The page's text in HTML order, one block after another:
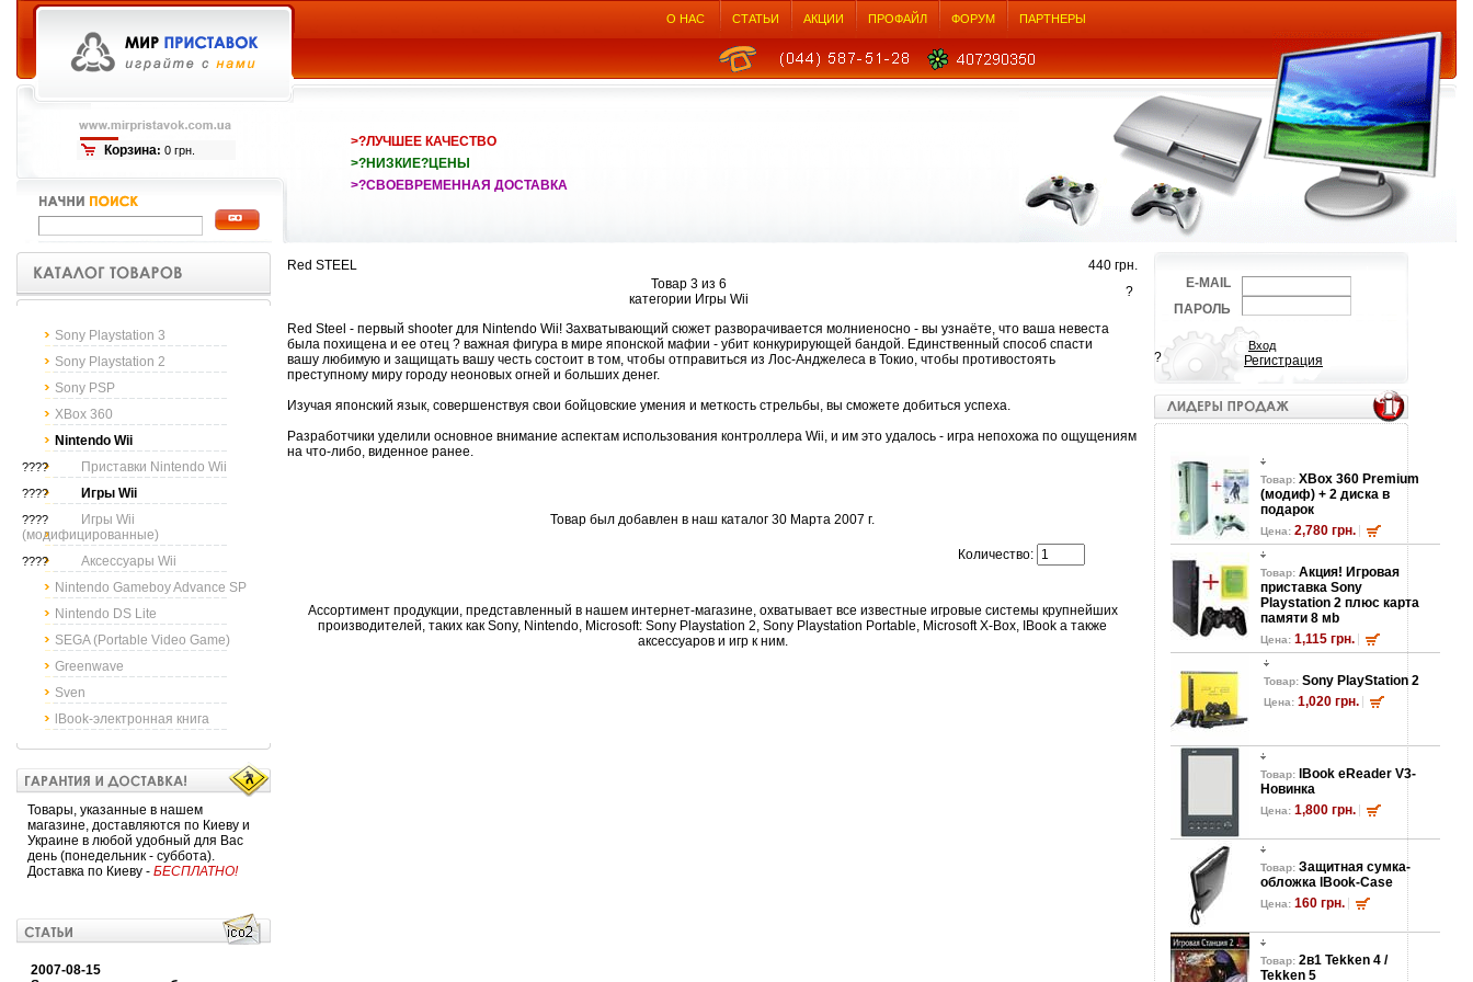
Корзина: 0 грн.
О НАС СТАТЬИ АКЦИИ ПРОФАЙЛ ФОРУМ ПАРТНЕРЫ
>?ЛУЧШЕЕ КАЧЕСТВО
>?НИЗКИЕ?ЦЕНЫ
>?СВОЕВРЕМЕННАЯ ДОСТАВКА
Sony Playstation 3
Sony Playstation 2
Sony PSP
XBox 360
Nintendo Wii
???? Приставки Nintendo Wii
???? Игры Wii
????
Игры Wii
(модифицированные)
????
Аксессуары Wii
Nintendo Gameboy Advance SP
Nintendo DS Lite
SEGA (Portable Video Game)
Greenwave
Sven
lBook-электронная книга
Товары, указанные в нашем
магазине, доставляются по Киеву и
Украине в любой удобный для Вас
день (понедельник - суббота).
Доставка по Киеву - БЕСПЛАТНО!
2007-08-15
Red STEEL
440 грн.
Товар 3 из 6
категории Игры Wii
?
Red Steel - первый shooter для Nintendo Wii! Захватывающий сюжет разворачивается молниеносно - вы узнаёте, что ваша невеста
была похищена и ее отец ? важная фигура в мире японской мафии - убит конкурирующей бандой. Единственный способ спасти
вашу любимую и защищать вашу честь состоит в том, чтобы отправиться из Лос-Анджелеса в Токио, чтобы противостоять
преступному миру городу неоновых огней и больших денег.
Изучая японский язык, совершенствуя свои бойцовские умения и меткость стрельбы, вы сможете добиться успеха.
Разработчики уделили основное внимание аспектам использования контроллера Wii, и им это удалось - игра непохожа по ощущениям
на что-либо, виденное ранее.
Товар был добавлен в наш каталог 30 Марта 2007 г.
Количество:
Ассортимент продукции, представленный в нашем интернет-магазине, охватывает все известные игровые системы крупнейших
производителей, таких как Sony, Nintendo, Microsoft: Sony Playstation 2, Sony Playstation Portable, Microsoft X-Box, IBook а также
аксессуаров и игр к ним.
E-MAIL
ПАРОЛЬ
? Регистрация
Товар: XBox 360 Premium
(модиф) + 2 диска в
подарок
Цена: 2,780 грн.
Товар: Акция! Игровая
приставка Sony
Playstation 2 плюс карта
памяти 8 мb
Цена: 1,115 грн.
Товар: Sony PlayStation 2
Цена: 1,020 грн.
Товар:
lBook eReader V3-
Новинка
Цена: 1,800 грн.
Товар: Защитная сумка-
обложка lBook-Case
Цена: 160 грн.
Товар: 2в1 Tekken 4 /
Tekken 5